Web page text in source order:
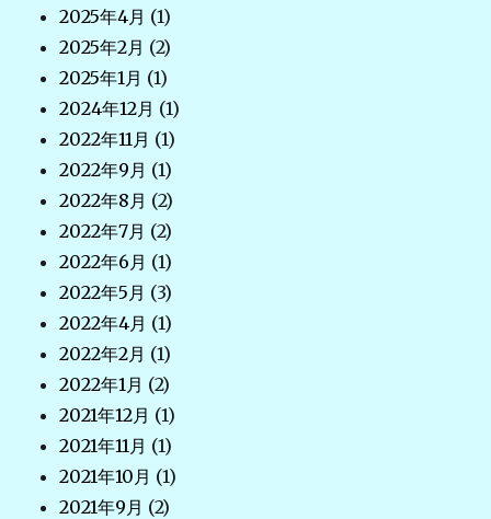
2025年4月 (1)
2025年2月 (2)
2025年1月 (1)
2024年12月 (1)
2022年11月 (1)
2022年9月 (1)
2022年8月 (2)
2022年7月 (2)
2022年6月 (1)
2022年5月 (3)
2022年4月 (1)
2022年2月 (1)
2022年1月 (2)
2021年12月 (1)
2021年11月 (1)
2021年10月 (1)
2021年9月 (2)